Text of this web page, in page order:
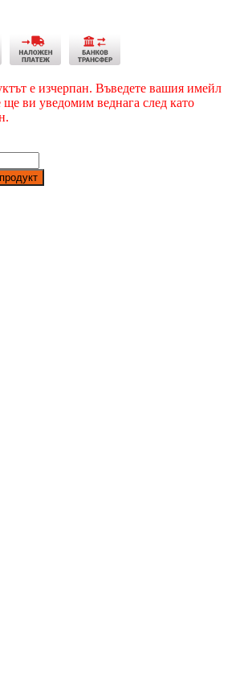
е изчерпан. Въведете вашия имейл
ви уведомим веднага след като